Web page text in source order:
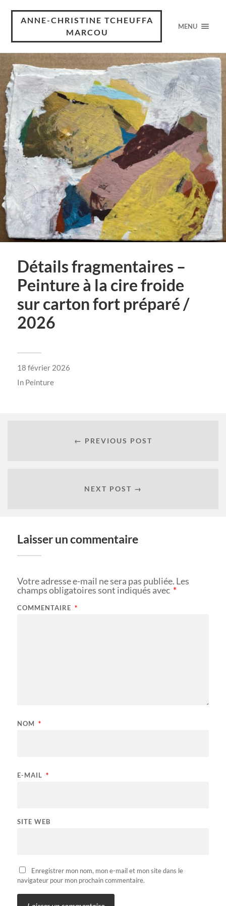
ANNE-CHRISTINE TCHEUFFA
MARCOU
MENU
Détails fragmentaires –
Peinture à la cire froide
sur carton fort préparé /
2026
18 février 2026
In Peinture
← PREVIOUS POST
NEXT POST →
Laisser un commentaire
Votre adresse e-mail ne sera pas publiée. Les
champs obligatoires sont indiqués avec *
COMMENTAIRE *
NOM *
E-MAIL *
SITE WEB
Enregistrer mon nom, mon e-mail et mon site dans le
navigateur pour mon prochain commentaire.